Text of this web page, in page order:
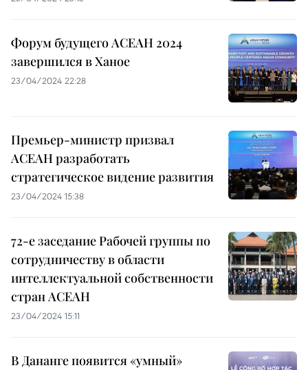
Форум будущего АСЕАН 2024
завершился в Ханое
23/04/2024 22:28
Премьер-министр призвал
АСЕАН разработать
стратегическое видение развития
23/04/2024 15:38
72-е заседание Рабочей группы по
сотрудничеству в области
интеллектуальной собственности
стран АСЕАН
23/04/2024 15:11
В Дананге появится «умный»